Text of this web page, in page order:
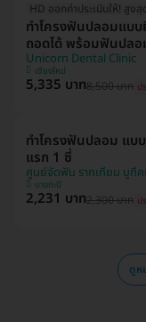
ทำโครงฟันปลอมแบ
ถอดได้ พร้อมฟันปลอ
Unicorn Dental Clinic
เชียงใหม่
5,335 บาท8,500 บาท ป
ทำโครงฟันปลอม แบ
แรก 1 ซี่
ศูนย์จัดฟัน รากเทียม บูทีค
บางกะปิ
2,231 บาท2,300 บาท ป
ดูห